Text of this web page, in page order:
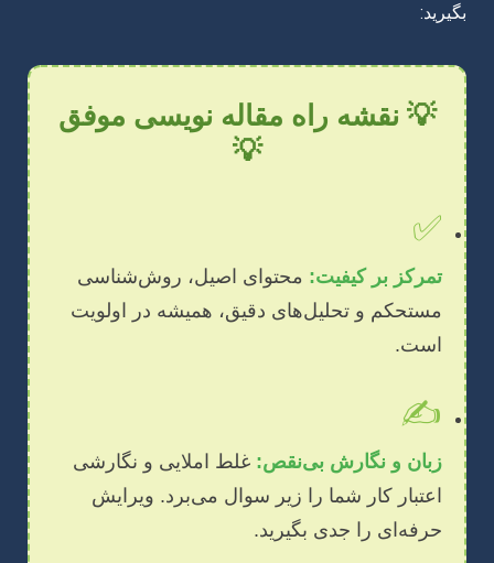
بگیرید:
💡 نقشه راه مقاله نویسی موفق
💡
✅
تمرکز بر کیفیت: محتوای اصیل، روش‌شناسی
مستحکم و تحلیل‌های دقیق، همیشه در اولویت
است.
✍️
زبان و نگارش بی‌نقص: غلط املایی و نگارشی
اعتبار کار شما را زیر سوال می‌برد. ویرایش
حرفه‌ای را جدی بگیرید.